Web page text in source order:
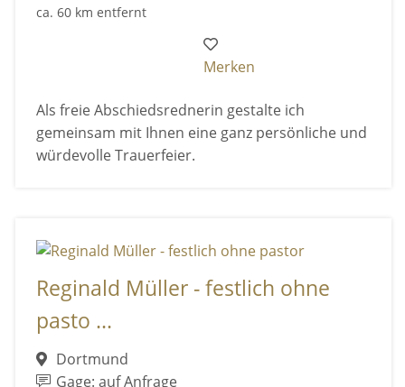
ca. 60 km entfernt
Merken
Als freie Abschiedsrednerin gestalte ich
gemeinsam mit Ihnen eine ganz persönliche und
würdevolle Trauerfeier.
Reginald Müller - festlich ohne
pasto ...
Dortmund
Gage: auf Anfrage